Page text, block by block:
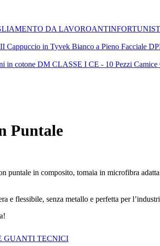
DA LAVORO
Cappuccio in Tyvek Bianco a Pieno Facciale
Puntale
puntale in composito, tomaia in microfibra
e flessibile, senza metallo e perfetta per
GUANTI TECNICI